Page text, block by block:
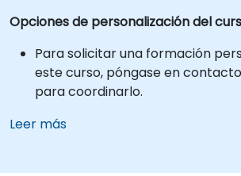
Opciones de personalización del
Para solicitar una formación
este curso, póngase en
para coordinarlo.
Leer más